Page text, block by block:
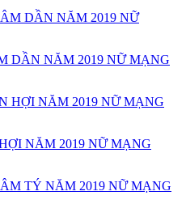
DẦN NĂM 2019 NỮ MẠNG
NĂM 2019 NỮ MẠNG